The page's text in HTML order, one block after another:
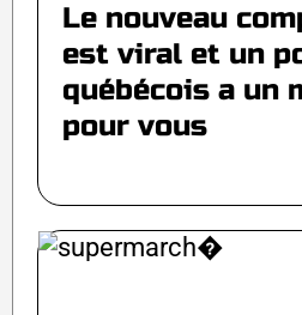
Le nouveau
est viral et un
québécois a un
pour vous